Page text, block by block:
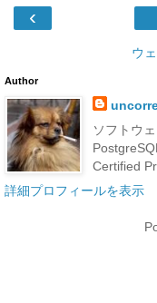
‹
ウ
Author
ソフトウ
Certified
詳細プロフィールを表示